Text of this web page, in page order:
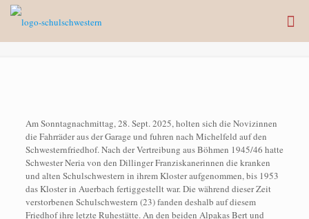
Am Sonntagnachmittag, 28. Sept. 2025, holten sich die Novizinnen
die Fahrräder aus der Garage und fuhren nach Michelfeld auf den
Schwesternfriedhof. Nach der Vertreibung aus Böhmen 1945/46 hatte
Schwester Neria von den Dillinger Franziskanerinnen die kranken
und alten Schulschwestern in ihrem Kloster aufgenommen, bis 1953
das Kloster in Auerbach fertiggestellt war. Die während dieser Zeit
verstorbenen Schulschwestern (23) fanden deshalb auf diesem
Friedhof ihre letzte Ruhestätte. An den beiden Alpakas Bert und